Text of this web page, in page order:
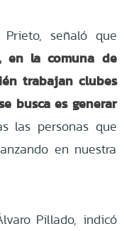
señaló que
en la comuna de
trabajan clubes
busca es generar
las personas que
en nuestra
Pillado, indicó